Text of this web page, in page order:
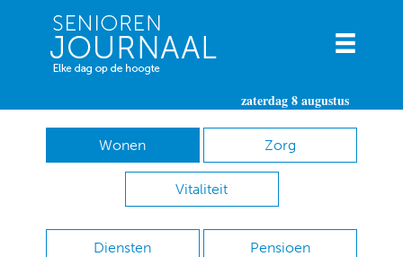
zaterdag 8 augustus
Wonen Zorg
Vitaliteit
Diensten Pensioen